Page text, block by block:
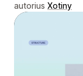
autorius Xotiny